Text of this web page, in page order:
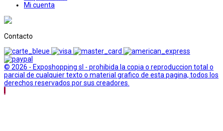
Mi cuenta
Contacto
© 2026 - Exposhopping sl - prohibida la copia o reproduccion total o
parcial de cualquier texto o material grafico de esta pagina, todos los
derechos reservados por sus creadores.